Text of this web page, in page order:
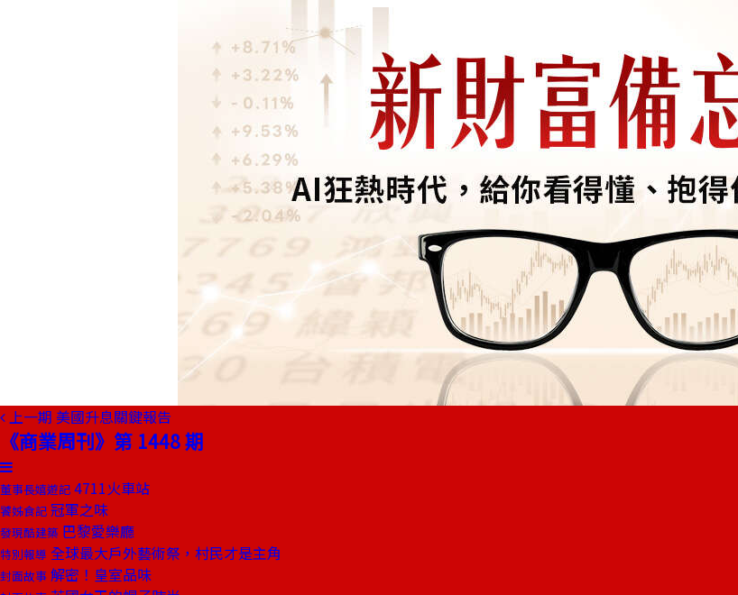
上一期 美國升息關鍵報告
《商業周刊》第 1448 期
董事長嬉遊記 4711火車站
饕姊食記 冠軍之味
發現酷建築 巴黎愛樂廳
特別報導 全球最大戶外藝術祭，村民才是主角
封面故事 解密！皇室品味